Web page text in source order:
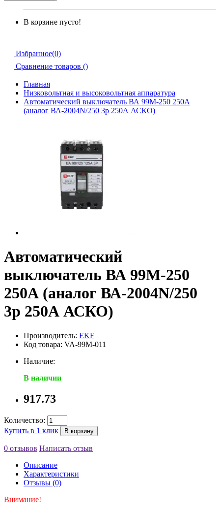
В корзине пусто!
Избранное(0)
Сравнение товаров ()
Главная
Низковольтная и высоковольтная аппаратура
Автоматический выключатель ВА 99М-250 250А
(аналог ВА-2004N/250 3р 250А АСКО)
Автоматический
выключатель ВА 99М-250
250А (аналог ВА-2004N/250
3р 250А АСКО)
Производитель: EKF
Код товара: VA-99M-011
Наличие:
В наличии
917.73
Количество:
Купить в 1 клик
В корзину
0 отзывов Написать отзыв
Описание
Характеристики
Отзывы (0)
Внимание!